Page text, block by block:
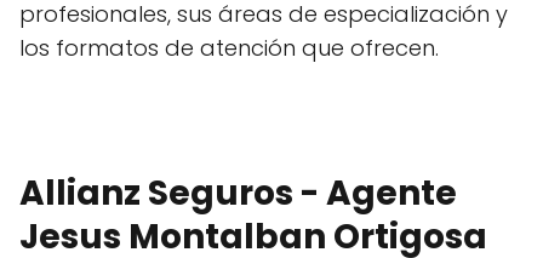
profesionales, sus áreas de especialización y
los formatos de atención que ofrecen.
Allianz Seguros - Agente
Jesus Montalban Ortigosa